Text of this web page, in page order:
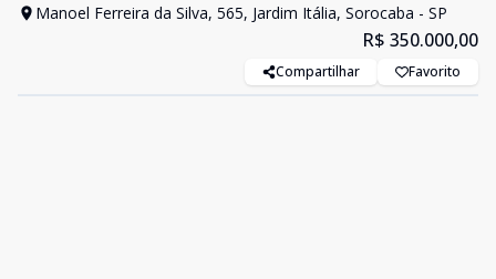
Manoel Ferreira da Silva, 565, Jardim Itália, Sorocaba - SP
R$ 350.000,00
Compartilhar Favorito